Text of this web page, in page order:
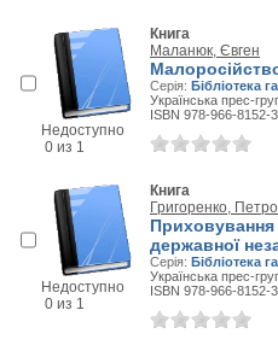
Недоступно
0 из 1
Книга
Маланюк, Євген
Серія: Бібліотека
Українська прес-
ISBN 978-966-8152-
Недоступно
0 из 1
Книга
Григоренко, Петро
Приховування
державної
Серія: Бібліотека
Українська прес-
ISBN 978-966-8152-